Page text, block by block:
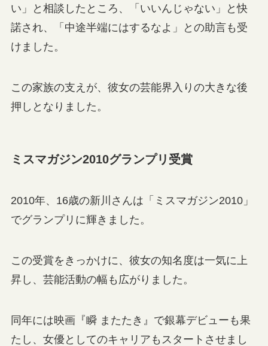
い」と相談したところ、「いいんじゃない」と快
諾され、「中途半端にはするなよ」との助言も受
けました。
この家族の支えが、彼女の芸能界入りの大きな後
押しとなりました。
ミスマガジン2010グランプリ受賞
2010年、16歳の新川さんは「ミスマガジン2010」
でグランプリに輝きました。
この受賞をきっかけに、彼女の知名度は一気に上
昇し、芸能活動の幅も広がりました。
同年には映画『瞬 またたき』で銀幕デビューも果
たし、女優としてのキャリアもスタートさせまし